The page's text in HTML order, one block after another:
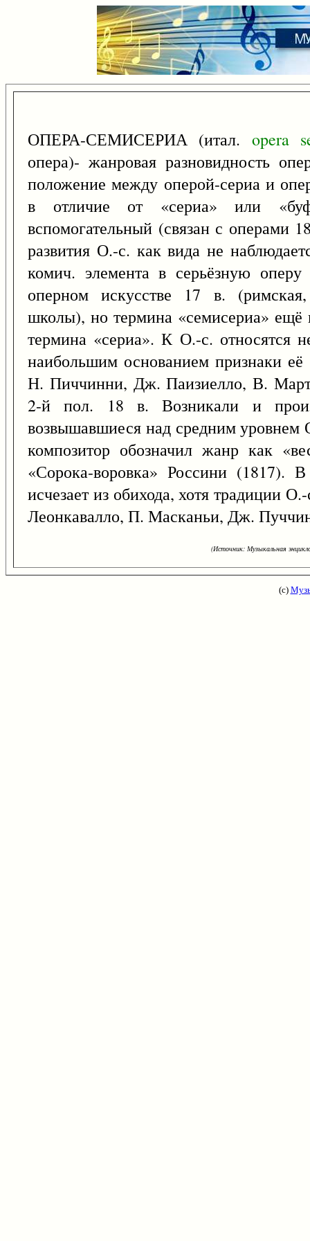
ОПЕРА-СЕМИСЕРИА (итал. opera
опера)- жанровая разновидность
положение между оперой-сериа и
в отличие от «сериа» или
вспомогательный (связан с операми
развития О.-с. как вида не
комич. элемента в серьёзную
оперном искусстве 17 в. (римская,
школы), но термина «семисериа»
термина «сериа». К О.-с. относятся
наибольшим основанием признаки её
Н. Пиччинни, Дж. Паизиелло, В.
2-й пол. 18 в. Возникали и
возвышавшиеся над средним
композитор обозначил жанр как
«Сорока-воровка» Россини (1817).
исчезает из обихода, хотя традиции
Леонкавалло, П. Масканьи, Дж.
(Источник: Музыкальная
(с)